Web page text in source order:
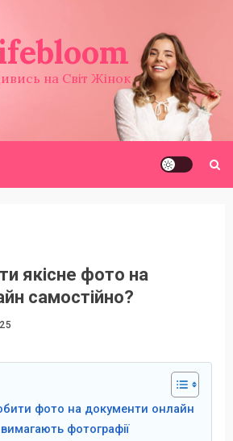
на Світ Жінок
якісне фото на
самостійно?
фото на документи онлайн
фотографії